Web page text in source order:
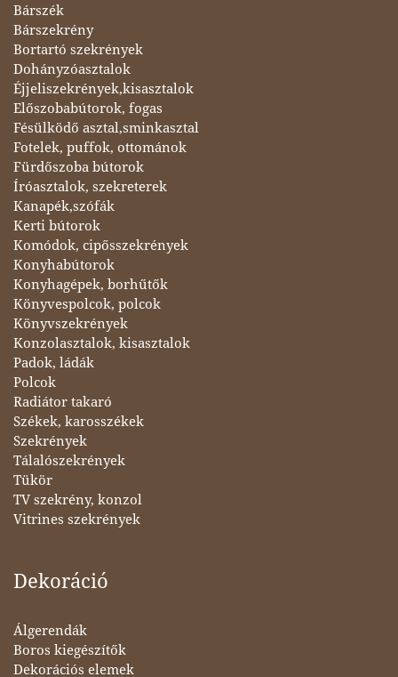
Bárszék
Bárszekrény
Bortartó szekrények
Dohányzóasztalok
Éjjeliszekrények,kisasztalok
Előszobabútorok, fogas
Fésülködő asztal,sminkasztal
Fotelek, puffok, ottománok
Fürdőszoba bútorok
Íróasztalok, szekreterek
Kanapék,szófák
Kerti bútorok
Komódok, cipősszekrények
Konyhabútorok
Konyhagépek, borhűtők
Könyvespolcok, polcok
Könyvszekrények
Konzolasztalok, kisasztalok
Padok, ládák
Polcok
Radiátor takaró
Székek, karosszékek
Szekrények
Tálalószekrények
Tükör
TV szekrény, konzol
Vitrines szekrények
Dekoráció
Álgerendák
Boros kiegészítők
Dekorációs elemek